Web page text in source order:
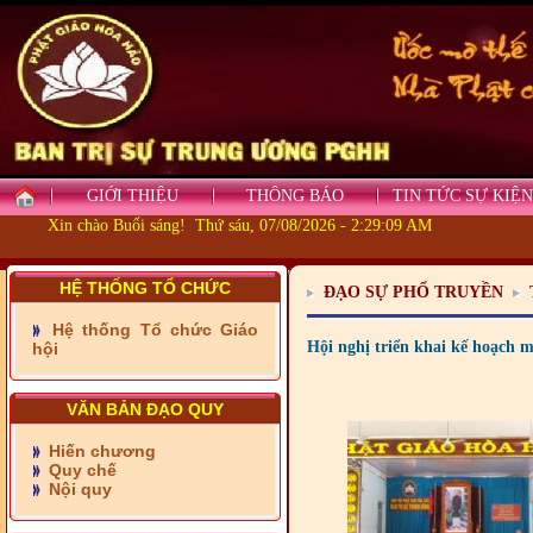
GIỚI THIỆU THÔNG BÁO
TIN TỨC SỰ KIỆN
Xin chào Buổi sáng! Thứ sáu, 07/08/2026 - 2:29:10 AM
HỆ THỐNG TỔ CHỨC
Hệ thống Tổ chức Giáo
hội
VĂN BẢN ĐẠO QUY
Hiến chương
Quy chế
Nội quy
- Những tấm lòng thiện
nguyện vùng biên
- BAN TRỊ SỰ XÃ ĐẠI
TIẾP SỨC ĐẾN TRƯỜNG
- Xã Châu Phú khánh
thành cầu Kênh 7 - Nam
kênh Quốc Gia
- Xã Phú Lâm bàn giao 9
ĐẠO SỰ PHỔ TRUYỀN
Hội nghị triển khai kế hoạch